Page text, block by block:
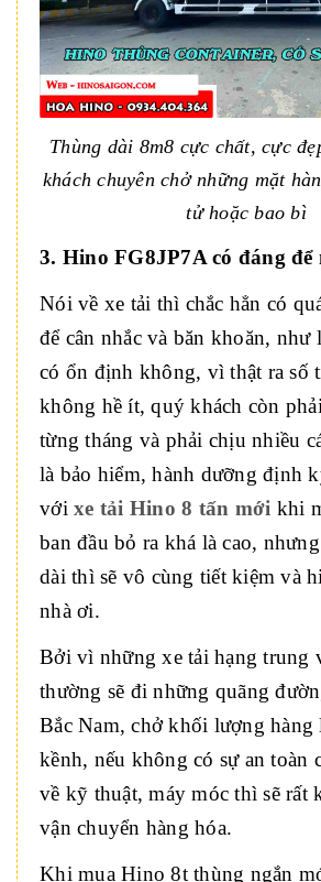
Thùng dài 8m8 cực chất, cực
khách chuyên chở những mặt
tử hoặc bao bì
3. Hino FG8JP7A có đáng để
Nói về xe tải thì chắc hẳn có
để cân nhắc và băn khoăn, như
có ổn định không, vì thật ra số
không hề ít, quý khách còn
từng tháng và phải chịu nhiều
là bảo hiểm, hành dưỡng định
với xe tải Hino 8 tấn mới khi
ban đầu bỏ ra khá là cao,
dài thì sẽ vô cùng tiết kiệm và
nhà ơi.
Bởi vì những xe tải hạng trung
thường sẽ đi những quãng
Bắc Nam, chở khối lượng hàng
kềnh, nếu không có sự an toàn
về kỹ thuật, máy móc thì sẽ rất
vận chuyển hàng hóa.
Khi mua Hino 8t thùng ngắn